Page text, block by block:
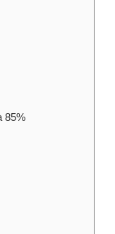
85%